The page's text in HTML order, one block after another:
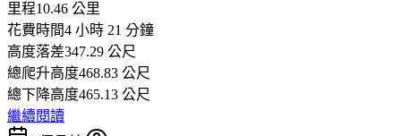
里程10.46 公里
花費時間4 小時 21 分鐘
高度落差347.29 公尺
總爬升高度468.83 公尺
總下降高度465.13 公尺
繼續閱讀